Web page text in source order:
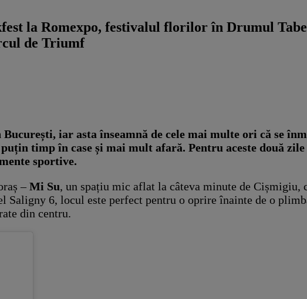
la Romexpo, festivalul florilor în Drumul
de Triumf
iar asta înseamnă de cele mai multe ori că se
timp în case și mai mult afară. Pentru aceste două
sportive.
– Mi Su, un spațiu mic aflat la câteva minute de
Saligny 6, locul este perfect pentru o oprire înainte de o
din centru.